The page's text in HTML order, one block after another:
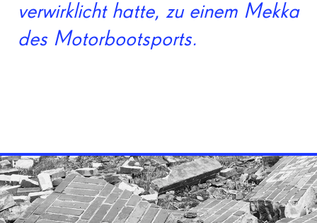
verwirklicht hatte, zu einem Mekka
des Motorbootsports.